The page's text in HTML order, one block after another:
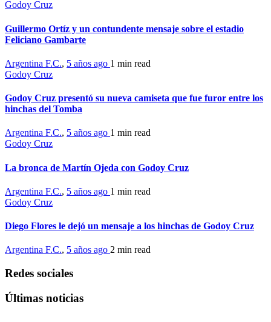
Godoy Cruz
Guillermo Ortíz y un contundente mensaje sobre el estadio
Feliciano Gambarte
Argentina F.C., 5 años ago 1 min read
Godoy Cruz
Godoy Cruz presentó su nueva camiseta que fue furor entre los
hinchas del Tomba
Argentina F.C., 5 años ago 1 min read
Godoy Cruz
La bronca de Martín Ojeda con Godoy Cruz
Argentina F.C., 5 años ago 1 min read
Godoy Cruz
Diego Flores le dejó un mensaje a los hinchas de Godoy Cruz
Argentina F.C., 5 años ago 2 min read
Redes sociales
Últimas noticias